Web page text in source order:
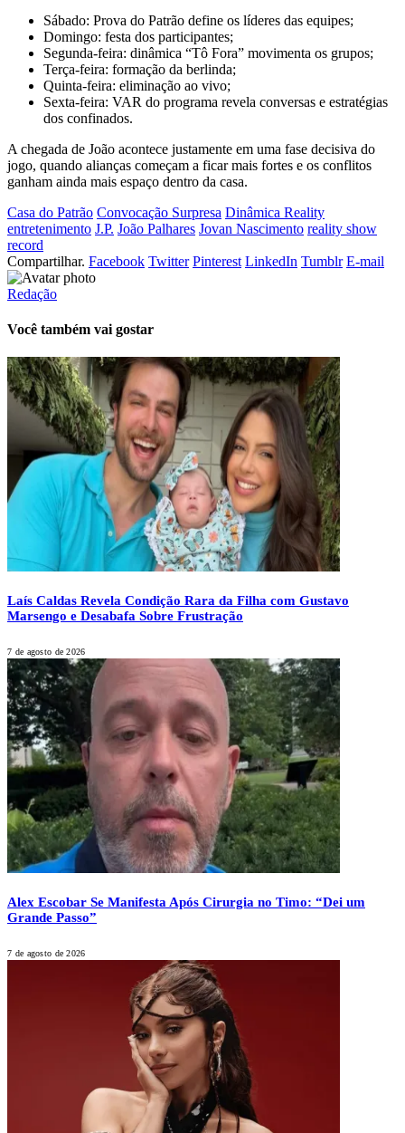
Sábado: Prova do Patrão define os líderes das equipes;
Domingo: festa dos participantes;
Segunda-feira: dinâmica “Tô Fora” movimenta os grupos;
Terça-feira: formação da berlinda;
Quinta-feira: eliminação ao vivo;
Sexta-feira: VAR do programa revela conversas e estratégias
dos confinados.
A chegada de João acontece justamente em uma fase decisiva do
jogo, quando alianças começam a ficar mais fortes e os conflitos
ganham ainda mais espaço dentro da casa.
Casa do Patrão Convocação Surpresa Dinâmica Reality
entretenimento J.P. João Palhares Jovan Nascimento reality show
record
Compartilhar. Facebook Twitter Pinterest LinkedIn Tumblr E-mail
Redação
Você também vai gostar
Laís Caldas Revela Condição Rara da Filha com Gustavo
Marsengo e Desabafa Sobre Frustração
7 de agosto de 2026
Alex Escobar Se Manifesta Após Cirurgia no Timo: “Dei um
Grande Passo”
7 de agosto de 2026